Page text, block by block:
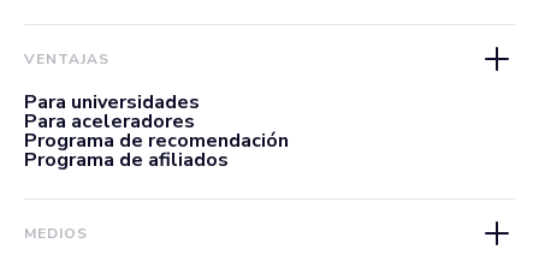
VENTAJAS
Para universidades
Para aceleradores
Programa de recomendación
Programa de afiliados
MEDIOS